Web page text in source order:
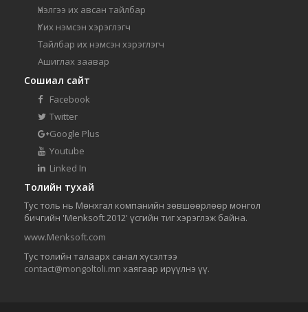
Үнэлгээ их авсан тайлбар
Үг их нэмсэн хэрэглэгч
Тайлбар их нэмсэн хэрэглэгч
Ашиглах заавар
Сошиал сайт
Facebook
Twitter
Google Plus
Youtube
Linked In
Толийн тухай
Тус толь нь Мөнхгал компанийн зөвшөөрлөөр монгол
бичгийн 'Menksoft 2012' үсгийн тиг хэрэглэж байна.
www.Menksoft.com
Тус толийн талаарх санал хүсэлтээ
contact@mongoltoli.mn хаягаар ирүүлнэ үү.